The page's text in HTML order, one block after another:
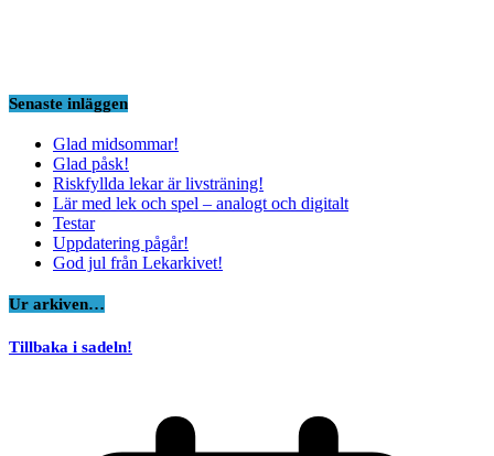
Senaste inläggen
Glad midsommar!
Glad påsk!
Riskfyllda lekar är livsträning!
Lär med lek och spel – analogt och digitalt
Testar
Uppdatering pågår!
God jul från Lekarkivet!
Ur arkiven…
Tillbaka i sadeln!